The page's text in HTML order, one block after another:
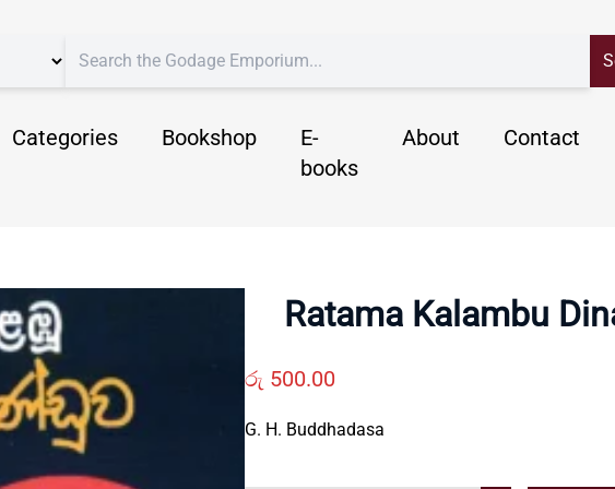
Categories Bookshop
E-
books
About Contact
Ratama Kalambu
රු 500.00
G. H. Buddhadasa